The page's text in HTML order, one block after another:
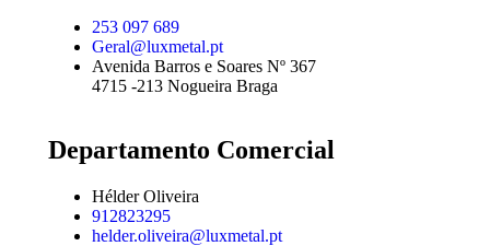
253 097 689
Geral@luxmetal.pt
Avenida Barros e Soares Nº 367
4715 -213 Nogueira Braga
Departamento Comercial
Hélder Oliveira
912823295
helder.oliveira@luxmetal.pt